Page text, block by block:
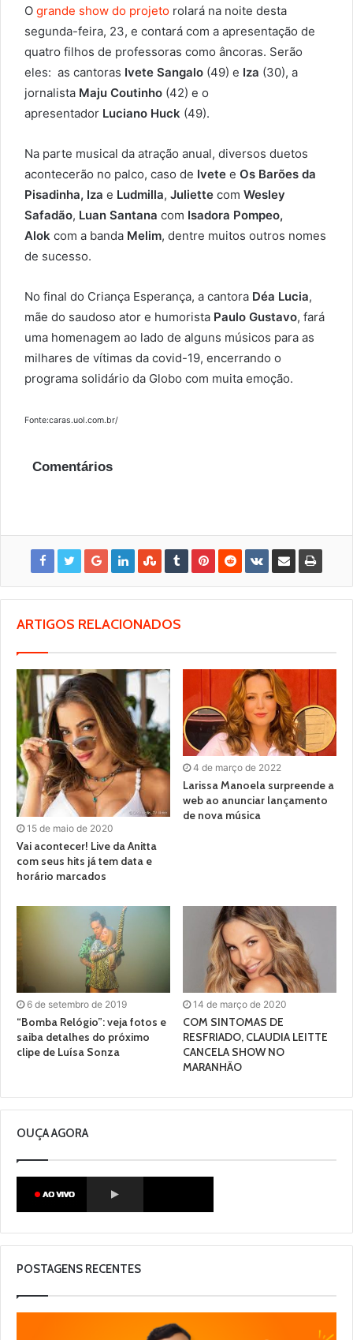
O grande show do projeto rolará na noite desta
segunda-feira, 23, e contará com a apresentação de
quatro filhos de professoras como âncoras. Serão
eles: as cantoras Ivete Sangalo (49) e Iza (30), a
jornalista Maju Coutinho (42) e o
apresentador Luciano Huck (49).
Na parte musical da atração anual, diversos duetos
acontecerão no palco, caso de Ivete e Os Barões da
Pisadinha, Iza e Ludmilla, Juliette com Wesley
Safadão, Luan Santana com Isadora Pompeo,
Alok com a banda Melim, dentre muitos outros nomes
de sucesso.
No final do Criança Esperança, a cantora Déa Lucia,
mãe do saudoso ator e humorista Paulo Gustavo, fará
uma homenagem ao lado de alguns músicos para as
milhares de vítimas da covid-19, encerrando o
programa solidário da Globo com muita emoção.
Fonte:caras.uol.com.br/
Comentários
ARTIGOS RELACIONADOS
15 de maio de 2020
Vai acontecer! Live da Anitta
com seus hits já tem data e
horário marcados
4 de março de 2022
Larissa Manoela surpreende a
web ao anunciar lançamento
de nova música
6 de setembro de 2019
“Bomba Relógio”: veja fotos e
saiba detalhes do próximo
clipe de Luísa Sonza
14 de março de 2020
COM SINTOMAS DE
RESFRIADO, CLAUDIA LEITTE
CANCELA SHOW NO
MARANHÃO
OUÇA AGORA
POSTAGENS RECENTES